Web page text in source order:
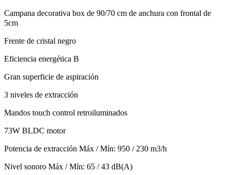
Campana decorativa box de 90/70 cm de anchura con frontal de
5cm
Frente de cristal negro
Eficiencia energética B
Gran superficie de aspiración
3 niveles de extracción
Mandos touch control retroiluminados
73W BLDC motor
Potencia de extracción Máx / Mín: 950 / 230 m3/h
Nivel sonoro Máx / Mín: 65 / 43 dB(A)